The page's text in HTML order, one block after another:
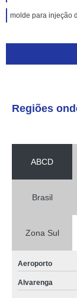
molde para injeção
Regiões
ABCD
Brasil
Zona Sul
Aeroporto
Alvarenga